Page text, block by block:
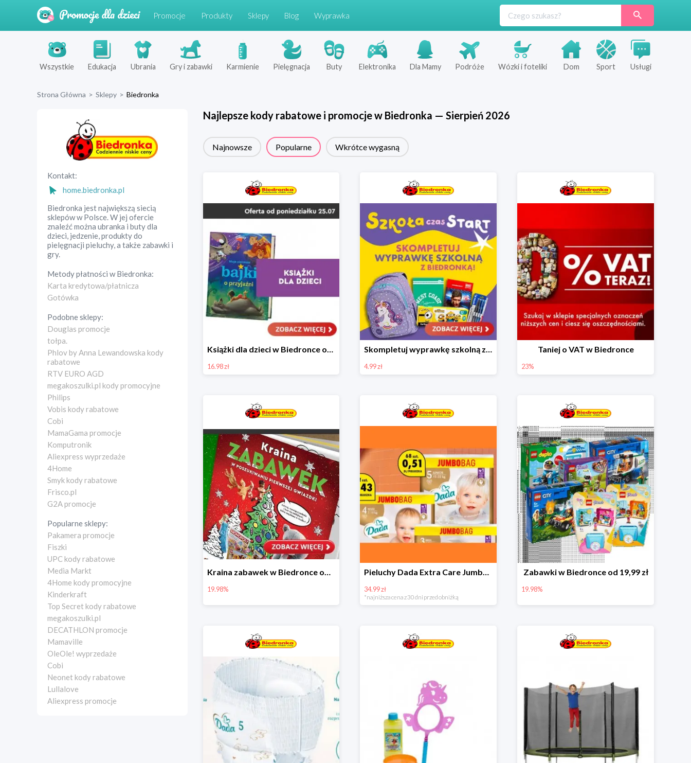
Promocje Produkty Sklepy Blog Wyprawka
Wszystkie Edukacja Ubrania Gry i zabawki Karmienie Pielęgnacja Buty Elektronika Dla Mamy Podróże Wózki i foteliki Dom Sport Usługi
Strona Główna > Sklepy > Biedronka
Kontakt:
home.biedronka.pl
Biedronka jest największą siecią
sklepów w Polsce. W jej ofercie
znaleźć można ubranka i buty dla
dzieci, jedzenie, produkty do
pielęgnacji pieluchy, a także zabawki i
gry.
Metody płatności wBiedronka:
Karta kredytowa/płatnicza
Gotówka
Podobne sklepy:
Douglas promocje
tołpa.
Phlov by Anna Lewandowska kody
rabatowe
RTV EURO AGD
megakoszulki.pl kody promocyjne
Philips
Vobis kody rabatowe
Cobi
MamaGama promocje
Komputronik
Aliexpress wyprzedaże
4Home
Smyk kody rabatowe
Frisco.pl
G2A promocje
Popularne sklepy:
Pakamera promocje
Fiszki
UPC kody rabatowe
Media Markt
4Home kody promocyjne
Kinderkraft
Top Secret kody rabatowe
megakoszulki.pl
DECATHLON promocje
Mamaville
OleOle! wyprzedaże
Cobi
Neonet kody rabatowe
Lullalove
Aliexpress promocje
Najlepsze kody rabatowe i promocje w Biedronka — Sierpień 2026
Najnowsze Popularne Wkrótce wygasną
Książki dla dzieci w Biedronce od 16,99 zł
16.98 zł
Skompletuj wyprawkę szkolną z Biedronką od 4,99 zł
4.99 zł
Taniej o VAT w Biedronce
23%
Kraina zabawek w Biedronce od 19,99 zł
19.98%
Pieluchy Dada Extra Care Jumbo Bag w super cenie
34.99 zł
*najniższa cena z 30 dni przed obniżką
Zabawki w Biedronce od 19,99 zł
19.98%